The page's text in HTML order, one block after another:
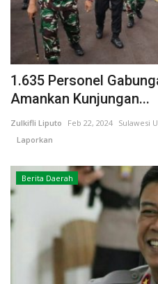
Warkop Digital
Pelanggaran
Ketertiban
Keamanan
Kejahatan
Cybers Event
UMKM & Ekonomi Kreatif
Pekerja Migran Indonesia
1.635 Personel
Amankan Kunjungan...
Zulkifli Liputo Feb 22, 2024 Sulawesi
Laporkan
Berita Daerah